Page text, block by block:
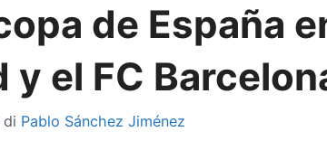
de España
y el FC
di Pablo Sánchez Jiménez